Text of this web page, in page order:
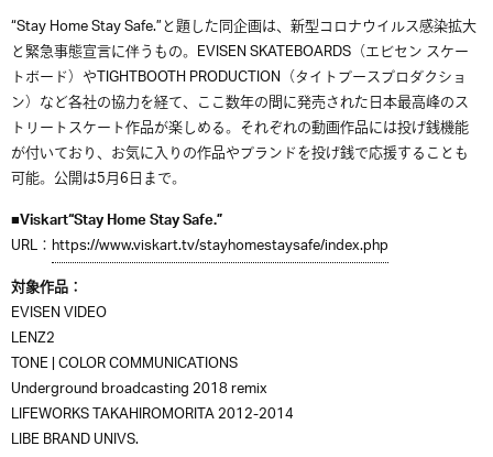
“Stay Home Stay Safe.”と題した同企画は、新型コロナウイルス感染拡大
と緊急事態宣言に伴うもの。EVISEN SKATEBOARDS（エビセン スケー
トボード）やTIGHTBOOTH PRODUCTION（タイトブースプロダクショ
ン）など各社の協力を経て、ここ数年の間に発売された日本最高峰のス
トリートスケート作品が楽しめる。それぞれの動画作品には投げ銭機能
が付いており、お気に入りの作品やブランドを投げ銭で応援することも
可能。公開は5月6日まで。
■Viskart“Stay Home Stay Safe.”
URL：https://www.viskart.tv/stayhomestaysafe/index.php
対象作品：
EVISEN VIDEO
LENZ2
TONE | COLOR COMMUNICATIONS
Underground broadcasting 2018 remix
LIFEWORKS TAKAHIROMORITA 2012-2014
LIBE BRAND UNIVS.